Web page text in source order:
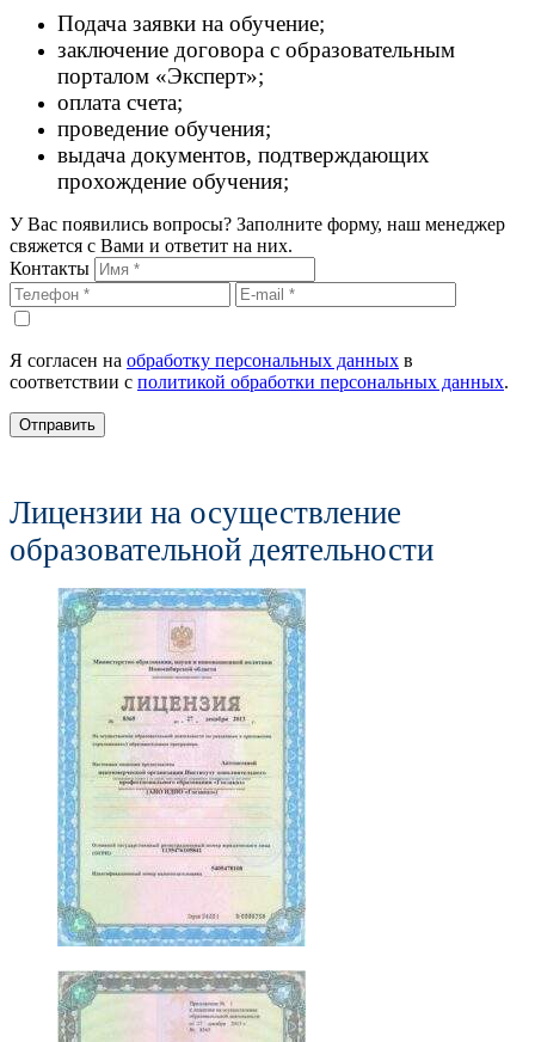
Подача заявки на обучение;
заключение договора с образовательным
порталом «Эксперт»;
оплата счета;
проведение обучения;
выдача документов, подтверждающих
прохождение обучения;
У Вас появились вопросы? Заполните форму, наш менеджер
свяжется с Вами и ответит на них.
Контакты
Я согласен на обработку персональных данных в
соответствии с политикой обработки персональных данных.
Отправить
Лицензии на осуществление
образовательной деятельности